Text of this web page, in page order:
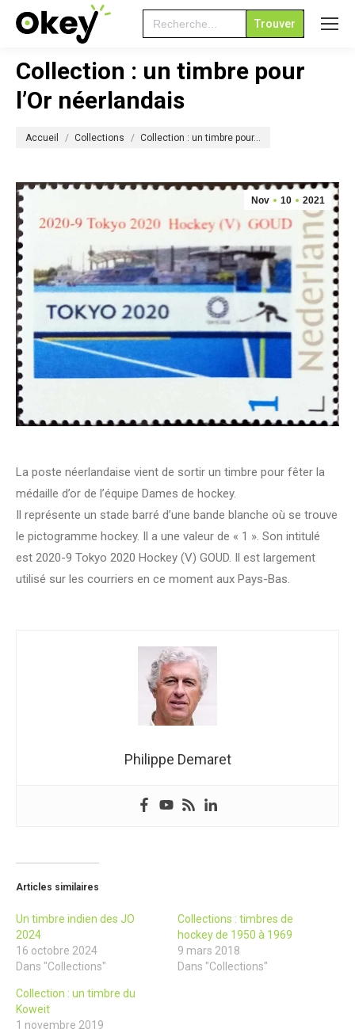
Search
for:
Collection : un timbre pour
l’Or néerlandais
Accueil Collections Collection : un timbre pour…
Nov 10 2021
La poste néerlandaise vient de sortir un timbre pour fêter la
médaille d’or de l’équipe Dames de hockey.
Il représente un stade barré d’une bande blanche où se trouve
le pictogramme hockey. Il a une valeur de « 1 ». Son intitulé
est 2020-9 Tokyo 2020 Hockey (V) GOUD. Il est largement
utilisé sur les courriers en ce moment aux Pays-Bas.
Philippe Demaret
Articles similaires
Un timbre indien des JO
2024
16 octobre 2024
Dans "Collections"
Collections : timbres de
hockey de 1950 à 1969
9 mars 2018
Dans "Collections"
Collection : un timbre du
Koweit
1 novembre 2019